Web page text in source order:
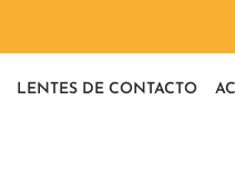
LENTES DE CONTACTO